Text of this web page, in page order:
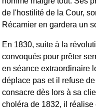
de l'hostilité de la Cour,
Récamier en gardera un
En 1830, suite à la
convoqués pour prêter
en séance extraordinaire
déplace pas et il refuse
consacre dès lors à sa
choléra de 1832, il réalise